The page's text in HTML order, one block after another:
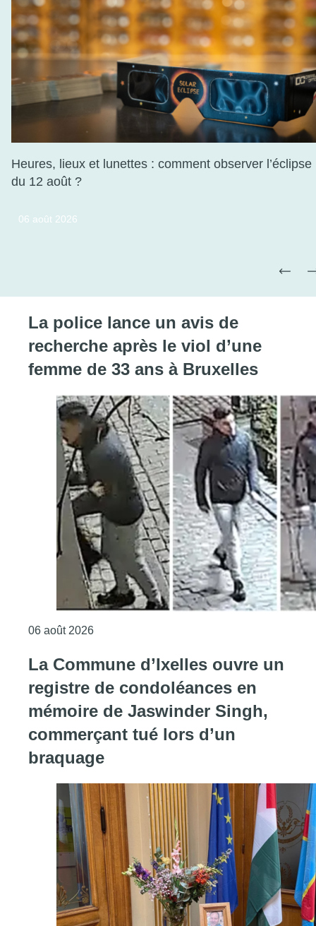
Heures, lieux et lunettes : comment observer l’éclipse
du 12 août ?
06 août 2026
La police lance un avis de
recherche après le viol d’une
femme de 33 ans à Bruxelles
06 août 2026Consulter l'article "La police lance un avis
La Commune d’Ixelles ouvre un
registre de condoléances en
mémoire de Jaswinder Singh,
commerçant tué lors d’un
braquage